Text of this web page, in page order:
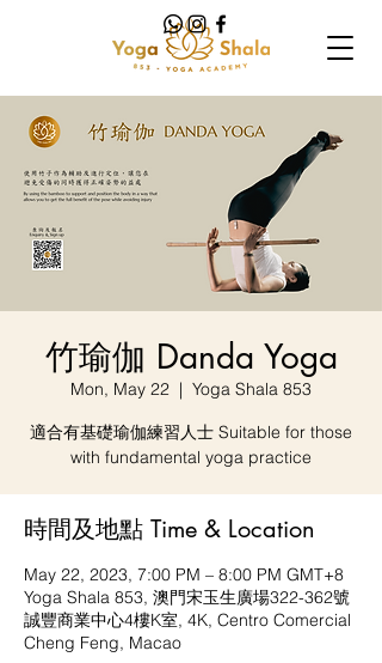
竹瑜伽 Danda Yoga
Mon, May 22
  |
Yoga Shala 853
適合有基礎瑜伽練習人士 Suitable for those
with fundamental yoga practice
時間及地點 Time & Location
May 22, 2023, 7:00 PM – 8:00 PM GMT+8
Yoga Shala 853, 澳門宋玉生廣場322-362號
誠豐商業中心4樓K室, 4K, Centro Comercial
Cheng Feng, Macao